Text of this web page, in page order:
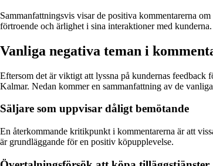
Sammanfattningsvis visar de positiva kommentarerna
förtroende och ärlighet i sina interaktioner med
Vanliga negativa teman i
Eftersom det är viktigt att lyssna på kundernas feedback
Kalmar. Nedan kommer en sammanfattning av de
Säljare som uppvisar dåligt bemötande
En återkommande kritikpunkt i kommentarerna är att
är grundläggande för en positiv köpupplevelse.